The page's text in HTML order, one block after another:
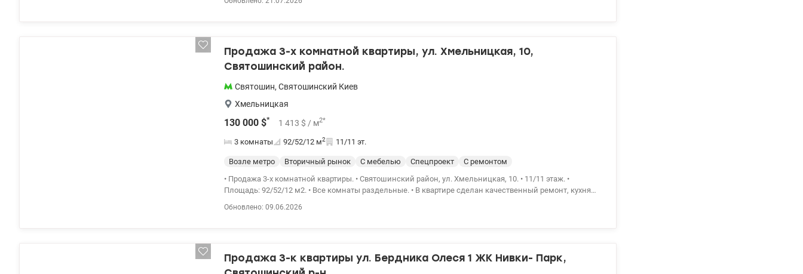
Продажа 3-х комнатной квартиры, ул. Хмельницкая, 10,
Святошинский район.
Святошин, Святошинский Киев
Хмельницкая
130 000 $* 1 413 $ / м2*
3 комнаты 92/52/12 м2 11/11 эт.
Возле метро Вторичный рынок С мебелью Спецпроект
С ремонтом
• Продажа 3-х комнатной квартиры. • Святошинский район, ул. Хмельницкая, 10. • 11/11 этаж. •
Площадь: 92/52/12 м2. • Все комнаты раздельные. • В квартире сделан качественный ремонт, кухня
Обновлено: 09.06.2026
Продажа 3-к квартиры ул. Бердника Олеся 1 ЖК Нивки- Парк,